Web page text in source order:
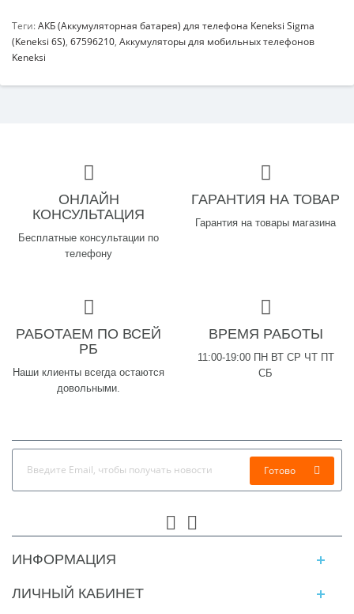
Теги:АКБ (Аккумуляторная батарея) для телефона Keneksi Sigma
(Keneksi 6S), 67596210, Аккумуляторы для мобильных телефонов
Keneksi
ОНЛАЙН
КОНСУЛЬТАЦИЯ
Бесплатные консультации по
телефону
ГАРАНТИЯ НА ТОВАР
Гарантия на товары магазина
РАБОТАЕМ ПО ВСЕЙ
РБ
Наши клиенты всегда остаются
довольными.
ВРЕМЯ РАБОТЫ
11:00-19:00 ПН ВТ СР ЧТ ПТ
СБ
Готово
ИНФОРМАЦИЯ
ЛИЧНЫЙ КАБИНЕТ